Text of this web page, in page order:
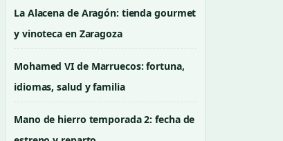
La Alacena de Aragón: tienda gourmet
y vinoteca en Zaragoza
Mohamed VI de Marruecos: fortuna,
idiomas, salud y familia
Mano de hierro temporada 2: fecha de